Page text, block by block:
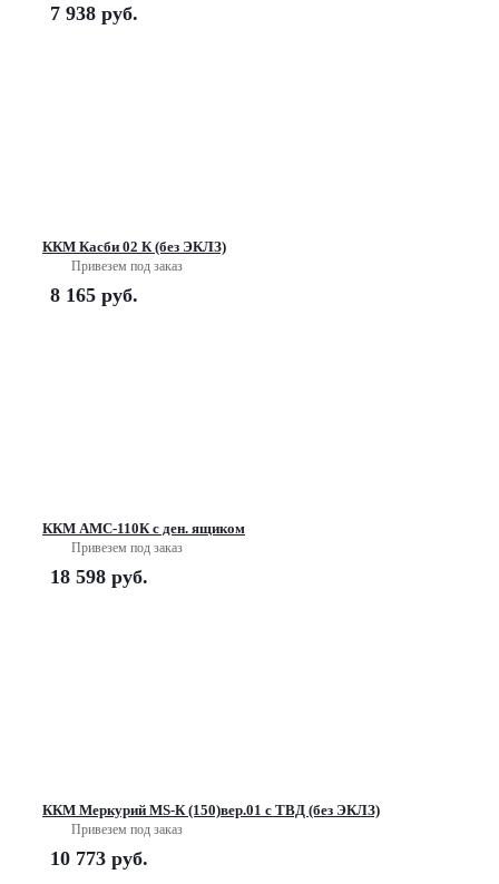
7 938 руб.
ККМ Касби 02 К (без ЭКЛЗ)
Привезем под заказ
8 165 руб.
ККМ АМС-110К с ден. ящиком
Привезем под заказ
18 598 руб.
ККМ Меркурий MS-К (150)вер.01 с ТВД (без ЭКЛЗ)
Привезем под заказ
10 773 руб.